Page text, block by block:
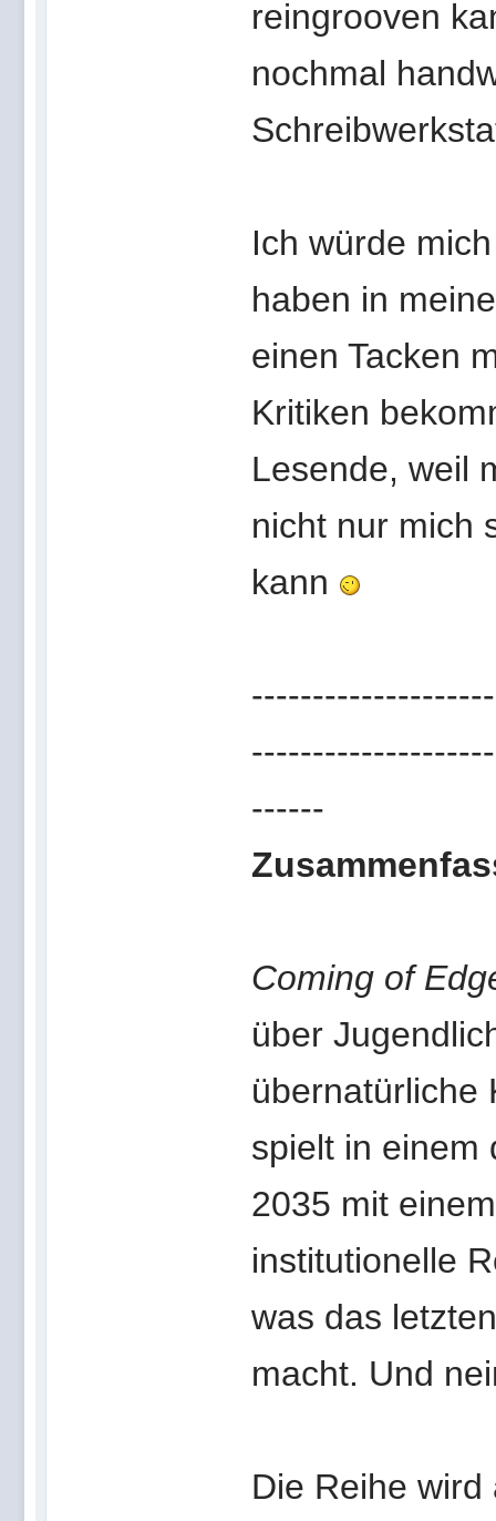
reingrooven
nochmal
Ich würde
haben in
einen Tacken
Kritiken
Lesende, weil
nicht nur mich
kann
------
Coming of
über
übernatürliche
spielt in einem
2035 mit
institutionelle
was das
macht. Und
Die Reihe